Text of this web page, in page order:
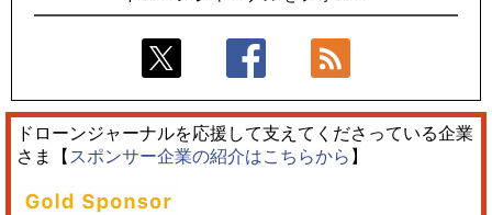
ドローンジャーナルを応援して支えてくださっている企業
さま【 スポンサー企業の紹介はこちらから 】